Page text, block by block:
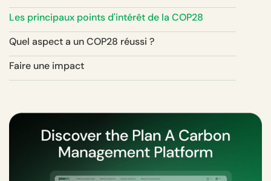
Les principaux points d'intérêt de la COP28
Quel aspect a un COP28 réussi ?
Faire une impact